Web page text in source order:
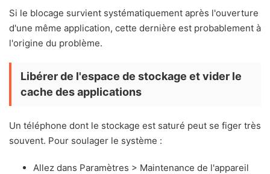
Si le blocage survient systématiquement après l'ouverture
d'une même application, cette dernière est probablement à
l'origine du problème.
Libérer de l'espace de stockage et vider le
cache des applications
Un téléphone dont le stockage est saturé peut se figer très
souvent. Pour soulager le système :
Allez dans Paramètres > Maintenance de l'appareil